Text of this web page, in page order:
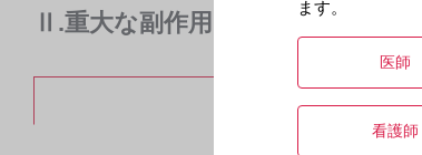
Ⅱ.重大な副作用：BKウイルス腎症
ます。
医師
看護師